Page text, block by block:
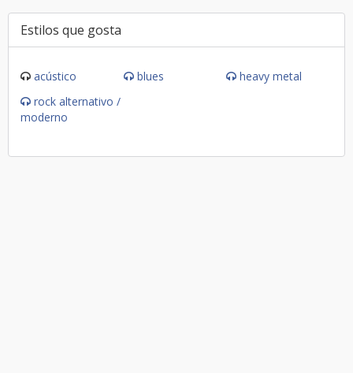
Estilos que gosta
acústico blues
heavy metal
rock alternativo /
moderno